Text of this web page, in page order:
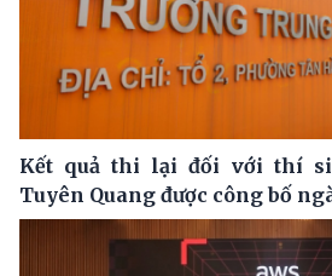
Kết quả thi lại đối với thí
Tuyên Quang được công bố